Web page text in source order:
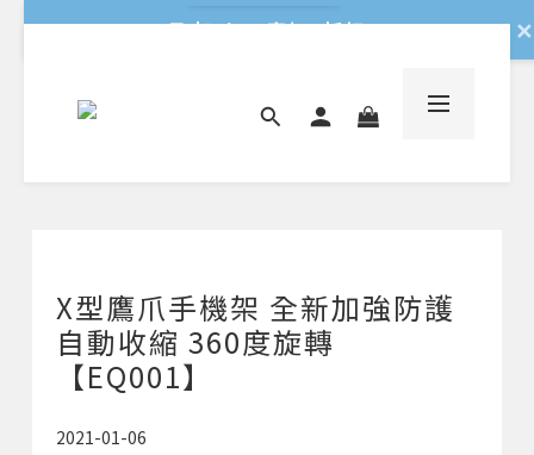
X型鷹爪手機架 全新加強防護
自動收縮 360度旋轉
【EQ001】
2021-01-06
✕
💬 加Line 享$30折扣!
🛡️ APEXEL/MEFU品牌保固一年!